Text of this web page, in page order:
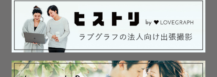
も調整できるようできる限り準備いたします。
---------- 無料でご用意できる小物について ----------
[ アートニューボーン ]
おくるみ7種（白、グレー、水色、黄色、ピンク系）